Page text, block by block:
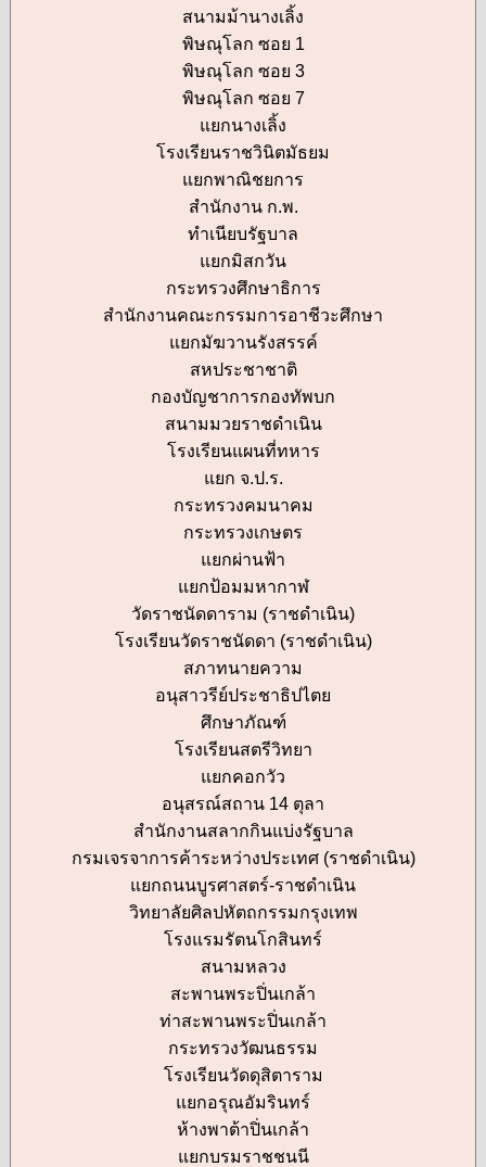
สนามม้านางเลิ้ง
พิษณุโลก ซอย 1
พิษณุโลก ซอย 3
พิษณุโลก ซอย 7
แยกนางเลิ้ง
โรงเรียนราชวินิตมัธยม
แยกพาณิชยการ
สำนักงาน ก.พ.
ทำเนียบรัฐบาล
แยกมิสกวัน
กระทรวงศึกษาธิการ
สำนักงานคณะกรรมการอาชีวะศึกษา
แยกมัฆวานรังสรรค์
สหประชาชาติ
กองบัญชาการกองทัพบก
สนามมวยราชดำเนิน
โรงเรียนแผนที่ทหาร
แยก จ.ป.ร.
กระทรวงคมนาคม
กระทรวงเกษตร
แยกผ่านฟ้า
แยกป้อมมหากาฬ
วัดราชนัดดาราม (ราชดำเนิน)
โรงเรียนวัดราชนัดดา (ราชดำเนิน)
สภาทนายความ
อนุสาวรีย์ประชาธิปไตย
ศึกษาภัณฑ์
โรงเรียนสตรีวิทยา
แยกคอกวัว
อนุสรณ์สถาน 14 ตุลา
สำนักงานสลากกินแบ่งรัฐบาล
กรมเจรจาการค้าระหว่างประเทศ (ราชดำเนิน)
แยกถนนบูรศาสตร์-ราชดำเนิน
วิทยาลัยศิลปหัตถกรรมกรุงเทพ
โรงแรมรัตนโกสินทร์
สนามหลวง
สะพานพระปิ่นเกล้า
ท่าสะพานพระปิ่นเกล้า
กระทรวงวัฒนธรรม
โรงเรียนวัดดุสิตาราม
แยกอรุณอัมรินทร์
ห้างพาต้าปิ่นเกล้า
แยกบรมราชชนนี